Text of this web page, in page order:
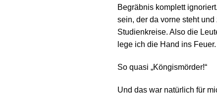
Begräbnis komplett
sein, der da vorne steht
Studienkreise. Also die
lege ich die Hand ins
So quasi „Köngismörder!“
Und das war natürlich für